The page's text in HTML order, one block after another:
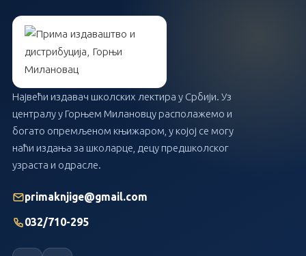
Највећи издавач школских лектира у Србији. Уз
централу у Горњем Милановцу располажемо и
богато опремљеном књижаром, у којој се могу
наћи издања за школарце, децу предшколског
узраста и одрасле.
primaknjige@gmail.com
032/710-295